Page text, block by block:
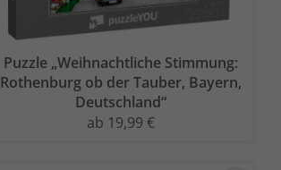
Puzzle „Weihnachtliche Stimmung:
Rothenburg ob der Tauber, Bayern,
Deutschland“
ab 19,99 €